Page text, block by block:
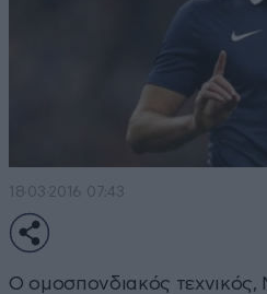
18·03·2016 07:43
Ο ομοσπονδιακός τεχνικός,